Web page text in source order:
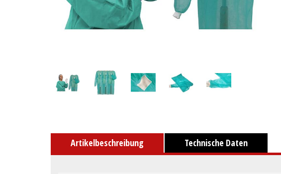
Artikelbeschreibung Technische Daten